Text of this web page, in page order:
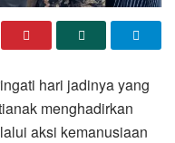
hari jadinya yang
menghadirkan
aksi kemanusiaan